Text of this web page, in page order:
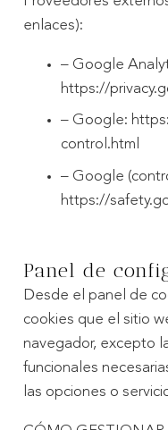
enlaces):
– Google
https://
– Google:
control.html
– Google
https://
Panel de
Desde el panel de
cookies que el sitio
navegador, excepto
funcionales
las opciones o